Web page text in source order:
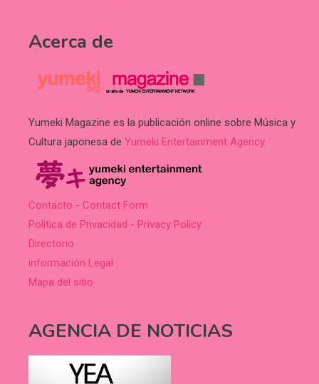
Acerca de
Yumeki Magazine es la publicación online sobre Música y
Cultura japonesa de Yumeki Entertainment Agency.
Contacto - Contact Form
Política de Privacidad - Privacy Policy
Directorio
información Legal
Mapa del sitio
AGENCIA DE NOTICIAS